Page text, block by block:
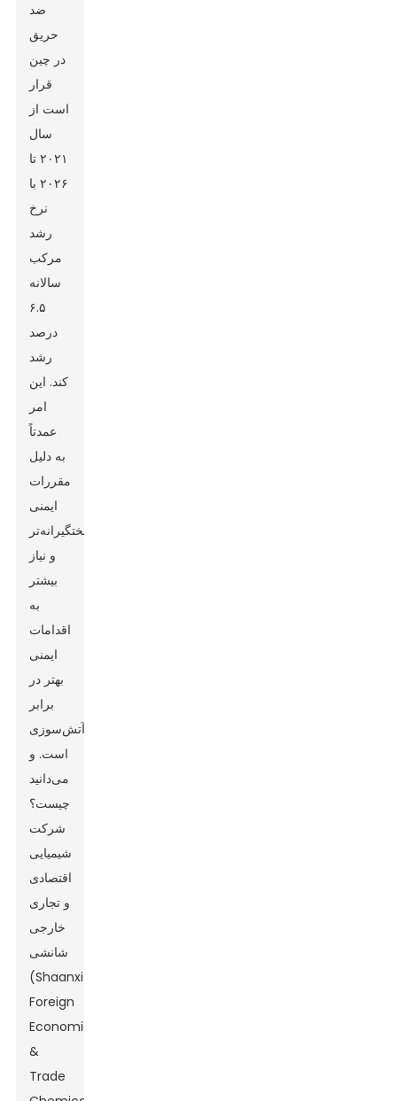
ضد
حریق
در چین
قرار
است از
سال
۲۰۲۱ تا
۲۰۲۶ با
نرخ
رشد
مرکب
سالانه
۶.۵
درصد
رشد
کند. این
امر
عمدتاً
به دلیل
مقررات
ایمنی
سختگیرانه‌تر
و نیاز
بیشتر
به
اقدامات
ایمنی
بهتر در
برابر
آتش‌سوزی
است. و
می‌دانید
چیست؟
شرکت
شیمیایی
اقتصادی
و تجاری
خارجی
شانشی
(Shaanxi
Foreign
Economic
&
Trade